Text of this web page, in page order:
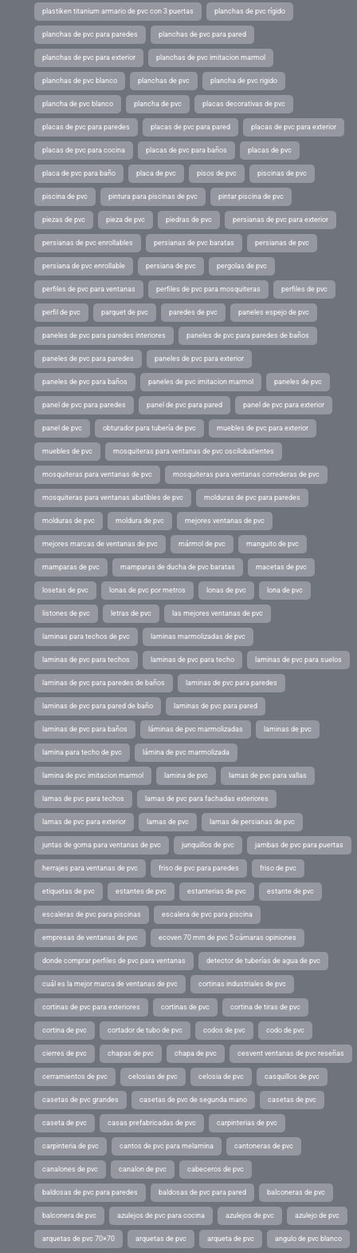
plastiken titanium armario de pvc con 3 puertas planchas de pvc rígido
planchas de pvc para paredes planchas de pvc para pared
planchas de pvc para exterior planchas de pvc imitacion marmol
planchas de pvc blanco planchas de pvc plancha de pvc rigido
plancha de pvc blanco plancha de pvc placas decorativas de pvc
placas de pvc para paredes placas de pvc para pared placas de pvc para exterior
placas de pvc para cocina placas de pvc para baños placas de pvc
placa de pvc para baño placa de pvc pisos de pvc piscinas de pvc
piscina de pvc pintura para piscinas de pvc pintar piscina de pvc
piezas de pvc pieza de pvc piedras de pvc persianas de pvc para exterior
persianas de pvc enrollables persianas de pvc baratas persianas de pvc
persiana de pvc enrollable persiana de pvc pergolas de pvc
perfiles de pvc para ventanas perfiles de pvc para mosquiteras perfiles de pvc
perfil de pvc parquet de pvc paredes de pvc paneles espejo de pvc
paneles de pvc para paredes interiores paneles de pvc para paredes de baños
paneles de pvc para paredes paneles de pvc para exterior
paneles de pvc para baños paneles de pvc imitacion marmol paneles de pvc
panel de pvc para paredes panel de pvc para pared panel de pvc para exterior
panel de pvc obturador para tubería de pvc muebles de pvc para exterior
muebles de pvc mosquiteras para ventanas de pvc oscilobatientes
mosquiteras para ventanas de pvc mosquiteras para ventanas correderas de pvc
mosquiteras para ventanas abatibles de pvc molduras de pvc para paredes
molduras de pvc moldura de pvc mejores ventanas de pvc
mejores marcas de ventanas de pvc mármol de pvc manguito de pvc
mamparas de pvc mamparas de ducha de pvc baratas macetas de pvc
losetas de pvc lonas de pvc por metros lonas de pvc lona de pvc
listones de pvc letras de pvc las mejores ventanas de pvc
laminas para techos de pvc laminas marmolizadas de pvc
laminas de pvc para techos laminas de pvc para techo laminas de pvc para suelos
laminas de pvc para paredes de baños laminas de pvc para paredes
laminas de pvc para pared de baño laminas de pvc para pared
laminas de pvc para baños láminas de pvc marmolizadas laminas de pvc
lamina para techo de pvc lámina de pvc marmolizada
lamina de pvc imitacion marmol lamina de pvc lamas de pvc para vallas
lamas de pvc para techos lamas de pvc para fachadas exteriores
lamas de pvc para exterior lamas de pvc lamas de persianas de pvc
juntas de goma para ventanas de pvc junquillos de pvc jambas de pvc para puertas
herrajes para ventanas de pvc friso de pvc para paredes friso de pvc
etiquetas de pvc estantes de pvc estanterias de pvc estante de pvc
escaleras de pvc para piscinas escalera de pvc para piscina
empresas de ventanas de pvc ecoven 70 mm de pvc 5 cámaras opiniones
donde comprar perfiles de pvc para ventanas detector de tuberías de agua de pvc
cuál es la mejor marca de ventanas de pvc cortinas industriales de pvc
cortinas de pvc para exteriores cortinas de pvc cortina de tiras de pvc
cortina de pvc cortador de tubo de pvc codos de pvc codo de pvc
cierres de pvc chapas de pvc chapa de pvc cesvent ventanas de pvc reseñas
cerramientos de pvc celosias de pvc celosia de pvc casquillos de pvc
casetas de pvc grandes casetas de pvc de segunda mano casetas de pvc
caseta de pvc casas prefabricadas de pvc carpinterias de pvc
carpinteria de pvc cantos de pvc para melamina cantoneras de pvc
canalones de pvc canalon de pvc cabeceros de pvc
baldosas de pvc para paredes baldosas de pvc para pared balconeras de pvc
balconera de pvc azulejos de pvc para cocina azulejos de pvc azulejo de pvc
arquetas de pvc 70×70 arquetas de pvc arqueta de pvc angulo de pvc blanco